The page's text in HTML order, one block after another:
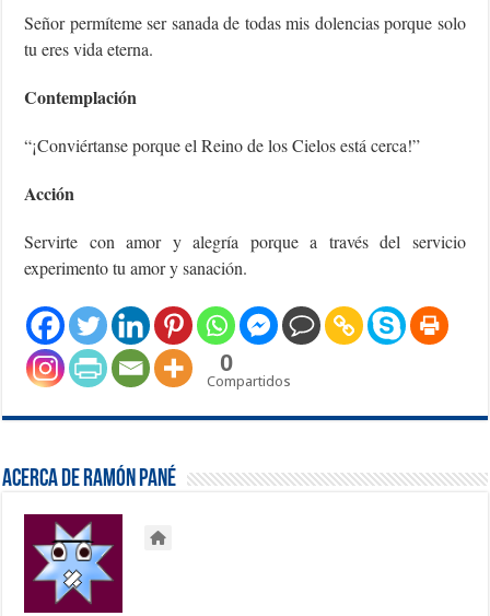
Señor permíteme ser sanada de todas mis dolencias porque solo
tu eres vida eterna.
Contemplación
“¡Conviértanse porque el Reino de los Cielos está cerca!”
Acción
Servirte con amor y alegría porque a través del servicio
experimento tu amor y sanación.
0
Compartidos
Acerca de Ramón Pané